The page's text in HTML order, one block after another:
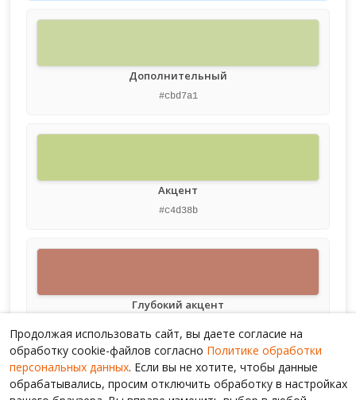
Дополнительный
#cbd7a1
Акцент
#c4d38b
Глубокий акцент
Продолжая использовать сайт, вы даете согласие на
обработку cookie-файлов согласно Политике обработки
персональных данных. Если вы не хотите, чтобы данные
обрабатывались, просим отключить обработку в настройках